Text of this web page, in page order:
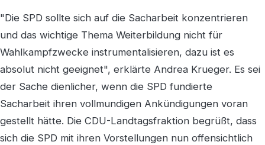
"Die SPD sollte sich auf die Sacharbeit konzentrieren
und das wichtige Thema Weiterbildung nicht für
Wahlkampfzwecke instrumentalisieren, dazu ist es
absolut nicht geeignet", erklärte Andrea Krueger. Es sei
der Sache dienlicher, wenn die SPD fundierte
Sacharbeit ihren vollmundigen Ankündigungen voran
gestellt hätte. Die CDU-Landtagsfraktion begrüßt, dass
sich die SPD mit ihren Vorstellungen nun offensichtlich